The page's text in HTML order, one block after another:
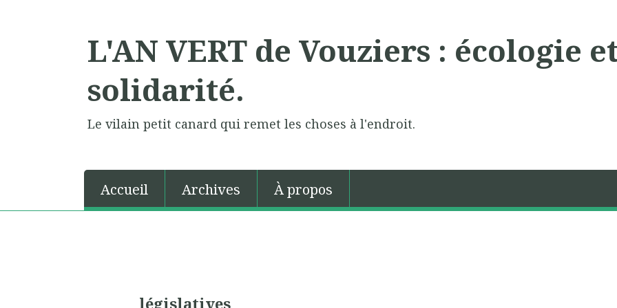
L'AN VERT de Vouziers : écologie
solidarité.
Le vilain petit canard qui remet les choses à l'endroit.
Accueil Archives À propos
législatives